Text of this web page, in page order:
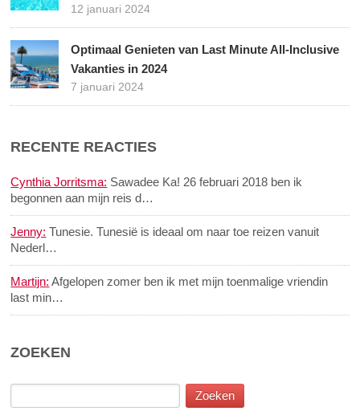
12 januari 2024
Optimaal Genieten van Last Minute All-Inclusive
Vakanties in 2024
7 januari 2024
RECENTE REACTIES
Cynthia Jorritsma: Sawadee Ka! 26 februari 2018 ben ik
begonnen aan mijn reis d…
Jenny: Tunesie. Tunesië is ideaal om naar toe reizen vanuit
Nederl…
Martijn: Afgelopen zomer ben ik met mijn toenmalige vriendin
last min…
ZOEKEN